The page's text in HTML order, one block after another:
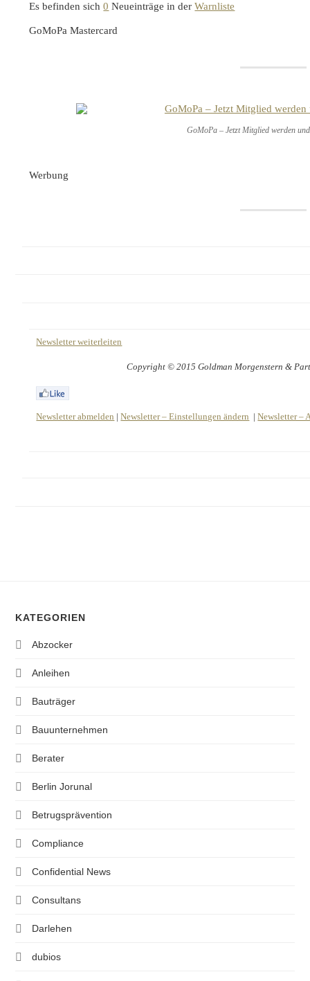
Es befinden sich0 Neueinträge in derWarnliste
GoMoPa Mastercard
GoMoPa – Jetzt Mitglied werden
Werbung
Newsletter weiterleiten
Copyright © 2015 Goldman Morgenstern &
Newsletter abmelden |Newsletter – Einstellungen ändern |Newsletter –
KATEGORIEN
Abzocker
Anleihen
Bauträger
Bauunternehmen
Berater
Berlin Jorunal
Betrugsprävention
Compliance
Confidential News
Consultans
Darlehen
dubios